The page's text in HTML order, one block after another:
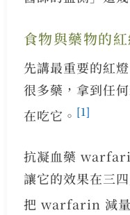
食物與藥物的
先講最重要的紅
很多藥，拿到任
在吃它。 [1]
抗凝血藥
讓它的效果在三
把 warfarin 減量